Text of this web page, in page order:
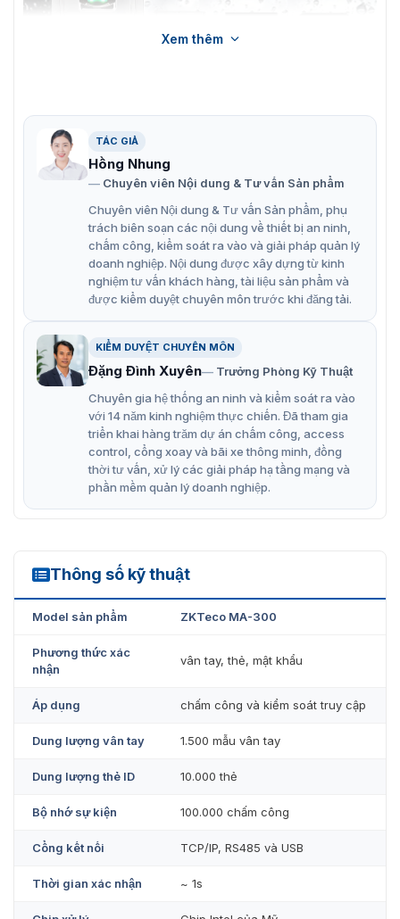
Sản phẩm đảm bảo hoạt động hiệu suất cao nhờ ứng
dụng thuật toán vân tay tiên tiến của ZK, đảm bảo chính
xác, tốc độ nhanh. Thiết kế vỏ kim loại chống nước, bụi
và tránh tác động từ bên ngoài mang đến giải pháp
tuyệt vời cho tổ chức.
Ưu điểm nổi bật của model chấm công
MA300
Nhận dạng vân tay và thẻ RFID.
Thời gian xác minh vân tay nhanh chóng, chỉ khoảng
1 giây.
MA300 cho phép cài đặt độc lập hoặc kết hợp với bất
kỳ bảng hỗ trợ Wiegand 26-bit.
Hỗ trợ các giao tiếp đa dạng như TCP/IP, RS485, và
máy chủ USB.
Thiết kế vỏ kim loại chống nước và chống bụi đạt
Cho phép tích hợp khóa điện, cảm biến cửa, hệ
thống báo động, và nút thoát.
Người dùng có thể đăng ký thông qua thẻ do quản trị
viên cung cấp.
Cấu trúc chắc chắn, độ bền cao.
Nhận dạng vân tay nhanh chóng <1 giây/người
Tích hợp OLED, còi, đầu đọc thẻ thông minh, tích hợp
tripod, và barrier để tạo thành một hệ thống kiểm
Xem thêm
TÁC GIẢ
Hồng Nhung
Chuyên viên Nội dung & Tư vấn Sản phẩm
Chuyên viên Nội dung & Tư vấn Sản phẩm, phụ
trách biên soạn các nội dung về thiết bị an ninh,
chấm công, kiểm soát ra vào và giải pháp quản lý
doanh nghiệp. Nội dung được xây dựng từ kinh
nghiệm tư vấn khách hàng, tài liệu sản phẩm và
được kiểm duyệt chuyên môn trước khi đăng tải.
KIỂM DUYỆT CHUYÊN MÔN
Đặng Đình Xuyên
Trưởng Phòng Kỹ Thuật
Chuyên gia hệ thống an ninh và kiểm soát ra vào
với 14 năm kinh nghiệm thực chiến. Đã tham gia
triển khai hàng trăm dự án chấm công, access
control, cổng xoay và bãi xe thông minh, đồng
thời tư vấn, xử lý các giải pháp hạ tầng mạng và
phần mềm quản lý doanh nghiệp.
Thông số kỹ thuật
MA300
Model sản phẩm ZKTeco MA-300
Phương thức xác
nhận
vân tay, thẻ, mật khẩu
Áp dụng chấm công và kiểm soát truy cập
Dung lượng vân tay 1.500 mẫu vân tay
Dung lượng thẻ ID 10.000 thẻ
Bộ nhớ sự kiện 100.000 chấm công
Cổng kết nối TCP/IP, RS485 và USB
Thời gian xác nhận ~ 1s